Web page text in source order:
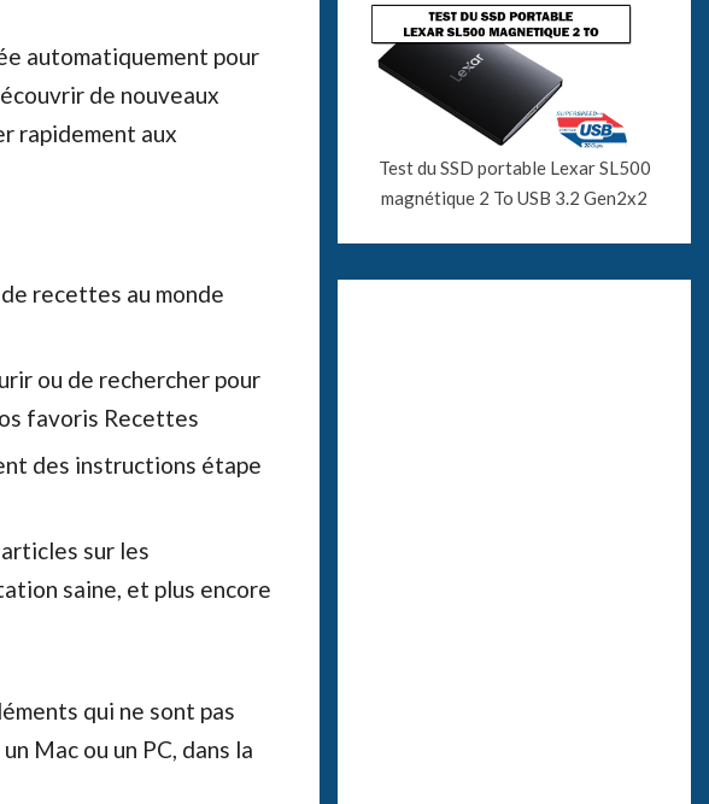
automatiquement pour
de nouveaux
rapidement aux
recettes au monde
ou de rechercher pour
favoris Recettes
des instructions étape
sur les
saine, et plus encore
qui ne sont pas
Mac ou un PC, dans la
Test du SSD portable Lexar SL500
magnétique 2 To USB 3.2 Gen2x2